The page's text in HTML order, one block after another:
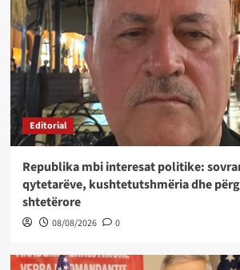
Editorial
Republika mbi interesat politike:
qytetarëve, kushtetutshmëria dhe
shtetërore
08/08/2026 0